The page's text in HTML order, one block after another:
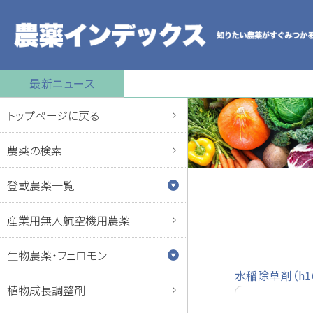
最新ニュース
トップページに戻る
農薬の検索
登載農薬一覧
産業用無人航空機用農薬
生物農薬・フェロモン
植物成長調整剤
水稲除草剤（